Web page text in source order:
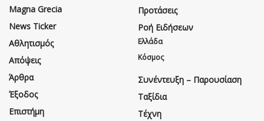
Magna Grecia
News Ticker
Αθλητισμός
Απόψεις
Άρθρα
Έξοδος
Επιστήμη
Προτάσεις
Ροή Ειδήσεων
Ελλάδα
Κόσμος
Συνέντευξη – Παρουσίαση
Ταξίδια
Τέχνη